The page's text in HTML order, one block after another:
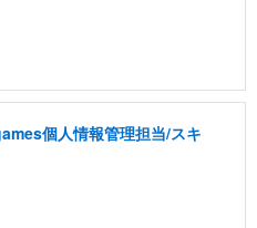
個人情報管理担当/スキ